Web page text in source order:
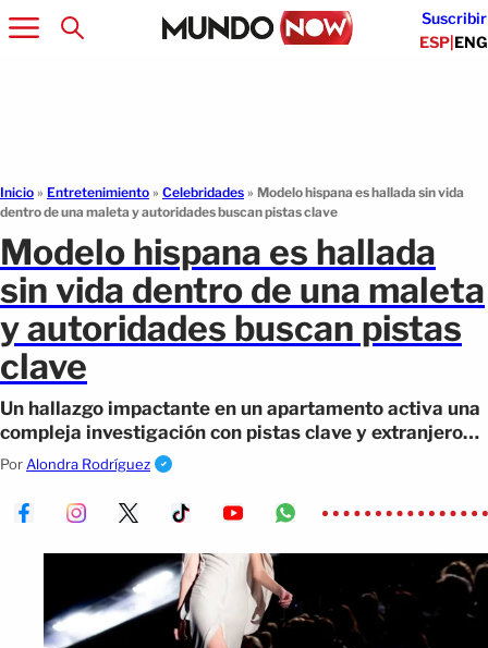
Suscribir
ESP|ENG
Inicio » Entretenimiento » Celebridades » Modelo hispana es hallada sin vida
dentro de una maleta y autoridades buscan pistas clave
Modelo hispana es hallada
sin vida dentro de una maleta
y autoridades buscan pistas
clave
Un hallazgo impactante en un apartamento activa una
compleja investigación con pistas clave y extranjeros
involucrados.
Por Alondra Rodríguez